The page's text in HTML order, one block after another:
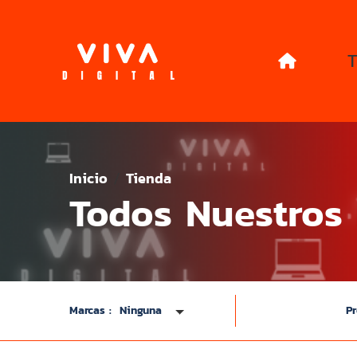
Inicio Tienda
Todos
Marcas : Ninguna